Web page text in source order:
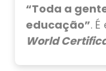
“Toda a
educação”.
World